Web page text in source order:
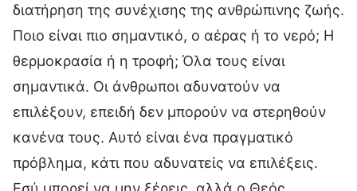
διατήρηση της συνέχισης της ανθρώπινης ζωής.
Ποιο είναι πιο σημαντικό, ο αέρας ή το νερό; Η
θερμοκρασία ή η τροφή; Όλα τους είναι
σημαντικά. Οι άνθρωποι αδυνατούν να
επιλέξουν, επειδή δεν μπορούν να στερηθούν
κανένα τους. Αυτό είναι ένα πραγματικό
πρόβλημα, κάτι που αδυνατείς να επιλέξεις.